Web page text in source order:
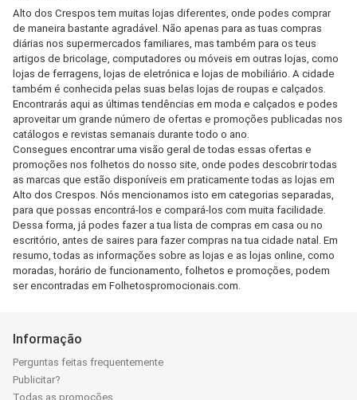
Alto dos Crespos tem muitas lojas diferentes, onde podes comprar
de maneira bastante agradável. Não apenas para as tuas compras
diárias nos supermercados familiares, mas também para os teus
artigos de bricolage, computadores ou móveis em outras lojas, como
lojas de ferragens, lojas de eletrónica e lojas de mobiliário. A cidade
também é conhecida pelas suas belas lojas de roupas e calçados.
Encontrarás aqui as últimas tendências em moda e calçados e podes
aproveitar um grande número de ofertas e promoções publicadas nos
catálogos e revistas semanais durante todo o ano.
Consegues encontrar uma visão geral de todas essas ofertas e
promoções nos folhetos do nosso site, onde podes descobrir todas
as marcas que estão disponíveis em praticamente todas as lojas em
Alto dos Crespos. Nós mencionamos isto em categorias separadas,
para que possas encontrá-los e compará-los com muita facilidade.
Dessa forma, já podes fazer a tua lista de compras em casa ou no
escritório, antes de saires para fazer compras na tua cidade natal. Em
resumo, todas as informações sobre as lojas e as lojas online, como
moradas, horário de funcionamento, folhetos e promoções, podem
ser encontradas em Folhetospromocionais.com.
Informação
Perguntas feitas frequentemente
Publicitar?
Todas as promoções